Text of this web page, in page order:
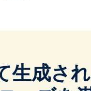
生成さ